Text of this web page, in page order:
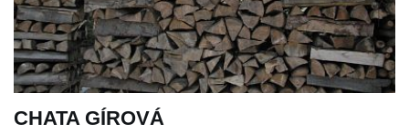
CHATA GÍROVÁ